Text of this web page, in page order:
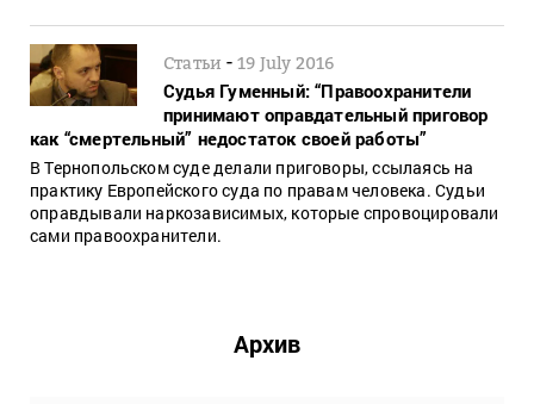
Статьи -19 July 2016
Судья Гуменный: “Правоохранители
принимают оправдательный приговор
как “смертельный” недостаток своей работы”
В Тернопольском суде делали приговоры, ссылаясь на
практику Европейского суда по правам человека. Судьи
оправдывали наркозависимых, которые спровоцировали
сами правоохранители.
Архив